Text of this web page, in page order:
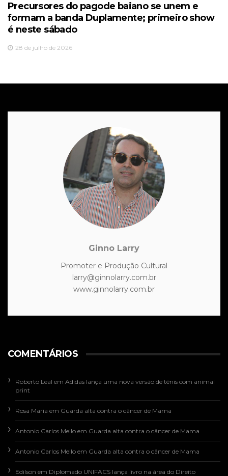
Precursores do pagode baiano se unem e
formam a banda Duplamente; primeiro show
é neste sábado
28 de julho de 2026
Ginno Larry
Promoter e Produção Cultural
larry@ginnolarry.com.br
www.ginnolarry.com.br
COMENTÁRIOS
Roberto Leal em Adidas lança uma nova versão de tênis com animal
print
Rosa Maria em Guarda alta contra o câncer de Mama
Antonio Carlos Mello em Guarda alta contra o câncer de Mama
Antonio Carlos Mello em Guarda alta contra o câncer de Mama
Edilson em Diplomado UNIFACS lança livro na área do Direito